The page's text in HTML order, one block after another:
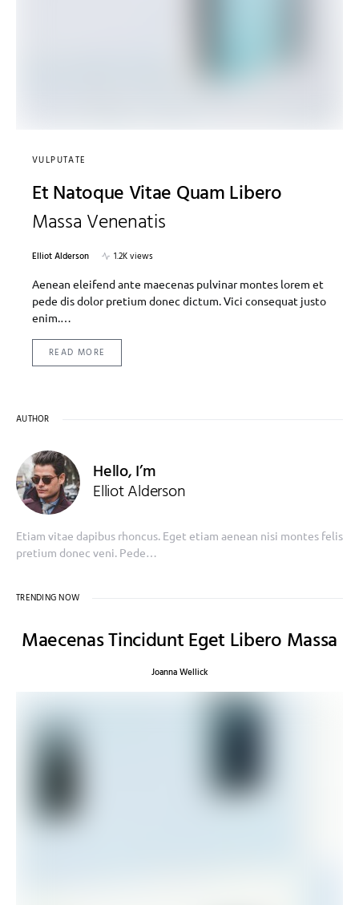
VULPUTATE
Et Natoque Vitae Quam Libero
Massa Venenatis
Elliot Alderson
1.2K views
Aenean eleifend ante maecenas pulvinar montes lorem et
pede dis dolor pretium donec dictum. Vici consequat justo
enim.…
READ MORE
AUTHOR
Hello, I’m
Elliot Alderson
Etiam vitae dapibus rhoncus. Eget etiam aenean nisi montes felis
pretium donec veni. Pede…
TRENDING NOW
Maecenas Tincidunt Eget Libero Massa
Joanna Wellick